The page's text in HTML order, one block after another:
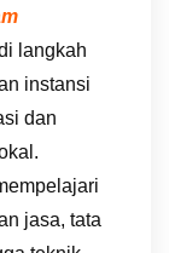
langkah
instansi
dan
jasa, tata